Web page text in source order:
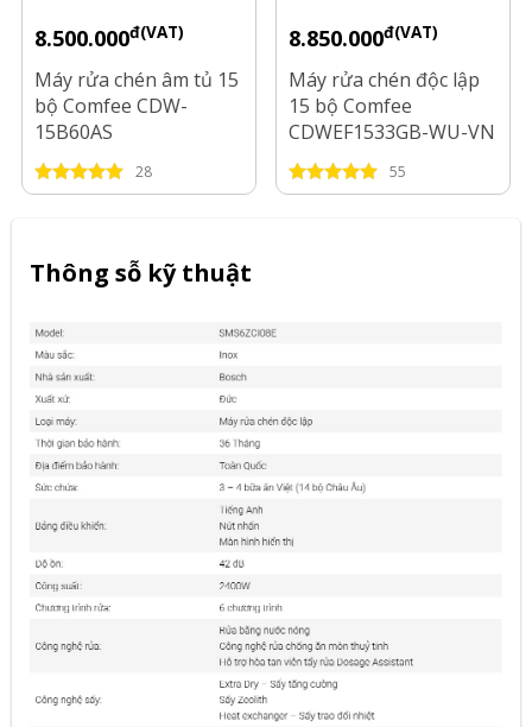
8.500.000đ(VAT)
Máy rửa chén âm tủ 15
bộ Comfee CDW-
15B60AS
28
8.850.000đ(VAT)
Máy rửa chén độc lập
15 bộ Comfee
CDWEF1533GB-WU-VN
55
Thông sỗ kỹ thuật